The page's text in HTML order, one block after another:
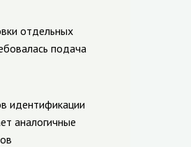
отдельных
подача
идентификации
аналогичные